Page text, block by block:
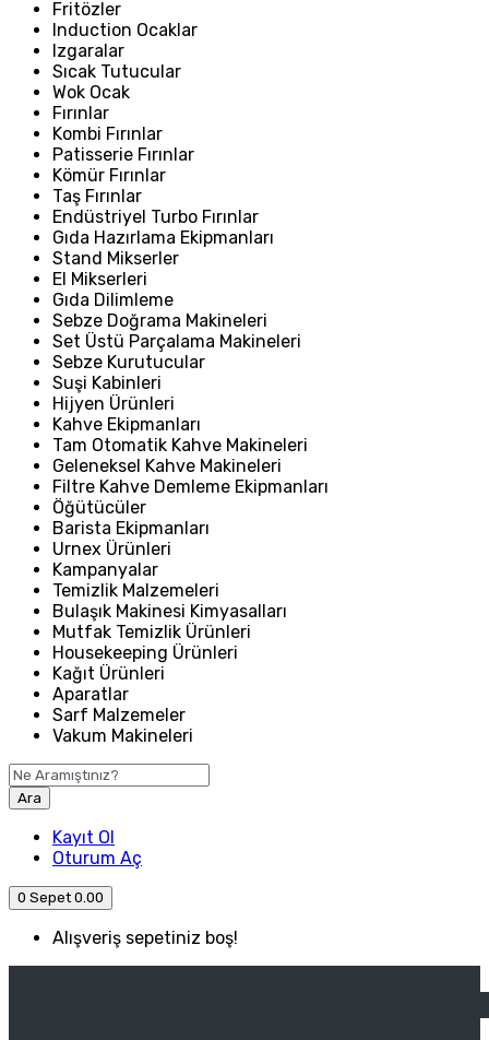
Fritözler
Induction Ocaklar
Izgaralar
Sıcak Tutucular
Wok Ocak
Fırınlar
Kombi Fırınlar
Patisserie Fırınlar
Kömür Fırınlar
Taş Fırınlar
Endüstriyel Turbo Fırınlar
Gıda Hazırlama Ekipmanları
Stand Mikserler
El Mikserleri
Gıda Dilimleme
Sebze Doğrama Makineleri
Set Üstü Parçalama Makineleri
Sebze Kurutucular
Suşi Kabinleri
Hijyen Ürünleri
Kahve Ekipmanları
Tam Otomatik Kahve Makineleri
Geleneksel Kahve Makineleri
Filtre Kahve Demleme Ekipmanları
Öğütücüler
Barista Ekipmanları
Urnex Ürünleri
Kampanyalar
Temizlik Malzemeleri
Bulaşık Makinesi Kimyasalları
Mutfak Temizlik Ürünleri
Housekeeping Ürünleri
Kağıt Ürünleri
Aparatlar
Sarf Malzemeler
Vakum Makineleri
Ara
Kayıt Ol
Oturum Aç
0 Sepet 0.00
Alışveriş sepetiniz boş!